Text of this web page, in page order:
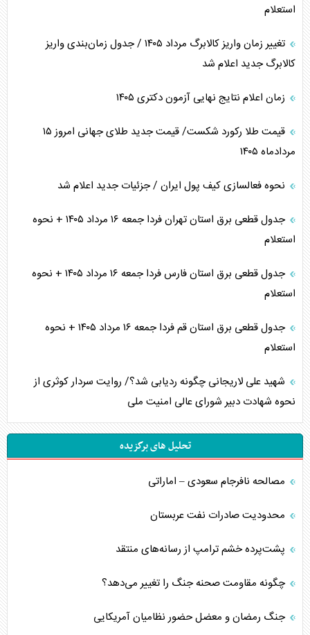
استعلام
تغییر زمان واریز کالابرگ مرداد ۱۴۰۵ / جدول زمان‌بندی واریز
کالابرگ جدید اعلام شد
زمان اعلام نتایج نهایی آزمون دکتری ۱۴۰۵
قیمت طلا رکورد شکست/ قیمت جدید طلای جهانی امروز ۱۵
مردادماه ۱۴۰۵
نحوه فعالسازی کیف پول ایران / جزئیات جدید اعلام شد
جدول قطعی برق استان تهران فردا جمعه ۱۶ مرداد ۱۴۰۵ + نحوه
استعلام
جدول قطعی برق استان فارس فردا جمعه ۱۶ مرداد ۱۴۰۵ + نحوه
استعلام
جدول قطعی برق استان قم فردا جمعه ۱۶ مرداد ۱۴۰۵ + نحوه
استعلام
شهید علی لاریجانی چگونه ردیابی شد؟/ روایت سردار کوثری از
نحوه شهادت دبیر شورای عالی امنیت ملی
تحلیل های برگزیده
مصالحه نافرجام سعودی – اماراتی
محدودیت صادرات نفت عربستان
پشت‌پرده خشم ترامپ از رسانه‌های منتقد
چگونه مقاومت صحنه جنگ را تغییر می‌دهد؟
جنگ رمضان و معضل حضور نظامیان آمریکایی